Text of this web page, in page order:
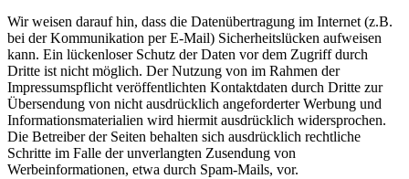
Wir weisen darauf hin, dass die Datenübertragung im Internet (z.B.
bei der Kommunikation per E-Mail) Sicherheitslücken aufweisen
kann. Ein lückenloser Schutz der Daten vor dem Zugriff durch
Dritte ist nicht möglich. Der Nutzung von im Rahmen der
Impressumspflicht veröffentlichten Kontaktdaten durch Dritte zur
Übersendung von nicht ausdrücklich angeforderter Werbung und
Informationsmaterialien wird hiermit ausdrücklich widersprochen.
Die Betreiber der Seiten behalten sich ausdrücklich rechtliche
Schritte im Falle der unverlangten Zusendung von
Werbeinformationen, etwa durch Spam-Mails, vor.